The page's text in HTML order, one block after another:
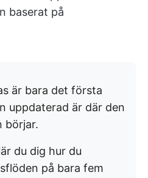
baserat på
är bara det första
uppdaterad är där den
börjar.
du dig hur du
på bara fem